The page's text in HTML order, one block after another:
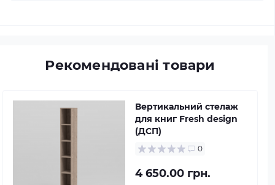
Рекомендовані товари
Вертикальний стелаж
для книг Fresh design
(ДСП)
0
4 650.00 грн.